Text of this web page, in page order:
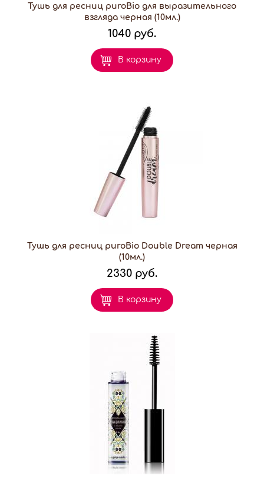
Тушь для ресниц puroBio для выразительного
взгляда черная (10мл.)
1040 руб.
В корзину
Тушь для ресниц puroBio Double Dream черная
(10мл.)
2330 руб.
В корзину